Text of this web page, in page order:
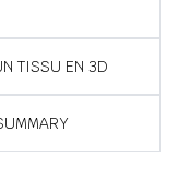
TISSU EN 3D